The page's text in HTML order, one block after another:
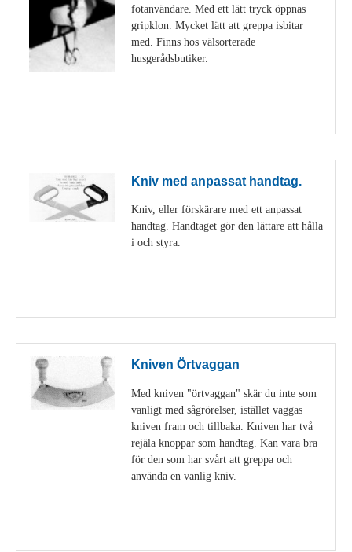
fotanvändare. Med ett lätt tryck öppnas
gripklon. Mycket lätt att greppa isbitar
med. Finns hos välsorterade
husgerådsbutiker.
Kniv med anpassat handtag.
Kniv, eller förskärare med ett anpassat
handtag. Handtaget gör den lättare att hålla
i och styra.
Kniven Örtvaggan
Med kniven "örtvaggan" skär du inte som
vanligt med sågrörelser, istället vaggas
kniven fram och tillbaka. Kniven har två
rejäla knoppar som handtag. Kan vara bra
för den som har svårt att greppa och
använda en vanlig kniv.